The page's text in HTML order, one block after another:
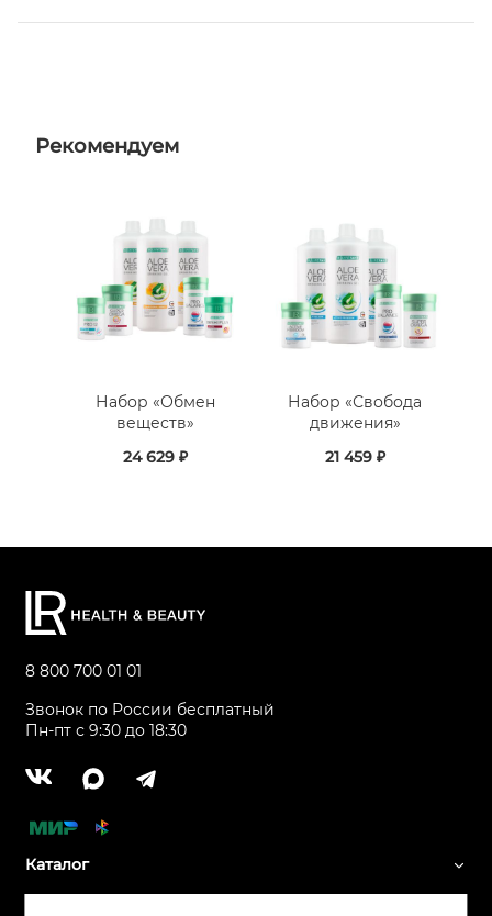
Рекомендуем
Набор «Обмен
веществ»
24 629 ₽
Набор «Свобода
движения»
21 459 ₽
8 800 700 01 01
Звонок по России бесплатный
Пн-пт с 9:30 до 18:30
Каталог